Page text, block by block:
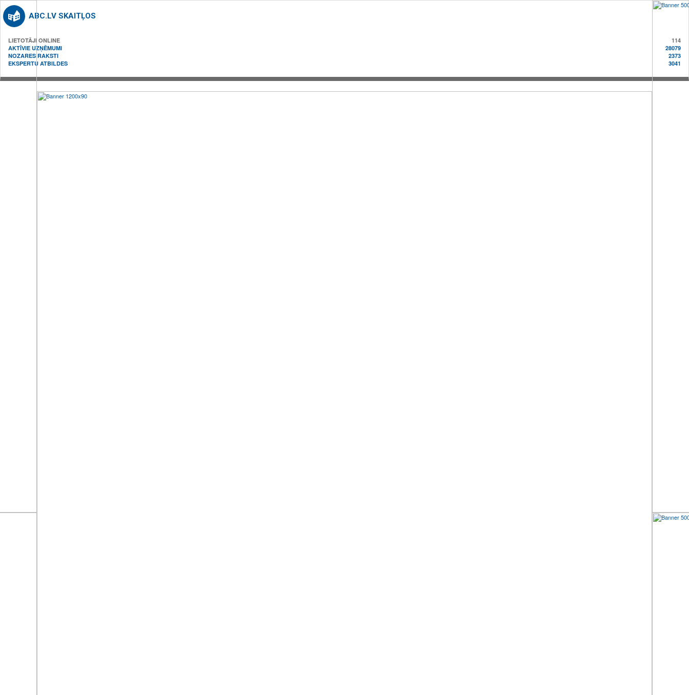
ABC.LV SKAITĻOS
LIETOTĀJI ONLINE
114
AKTĪVIE UZŅĒMUMI
28079
NOZARES RAKSTI
2373
EKSPERTU ATBILDES
3041